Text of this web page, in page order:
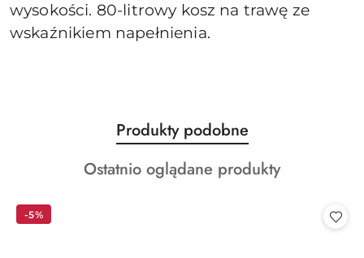
wysokości. 80-litrowy kosz na trawę ze
wskaźnikiem napełnienia.
Pomiń karuzelę produktów
Produkty
o
statusie:
Produkty podobne
Produkty
Ostatnio oglądane produkty
-5%